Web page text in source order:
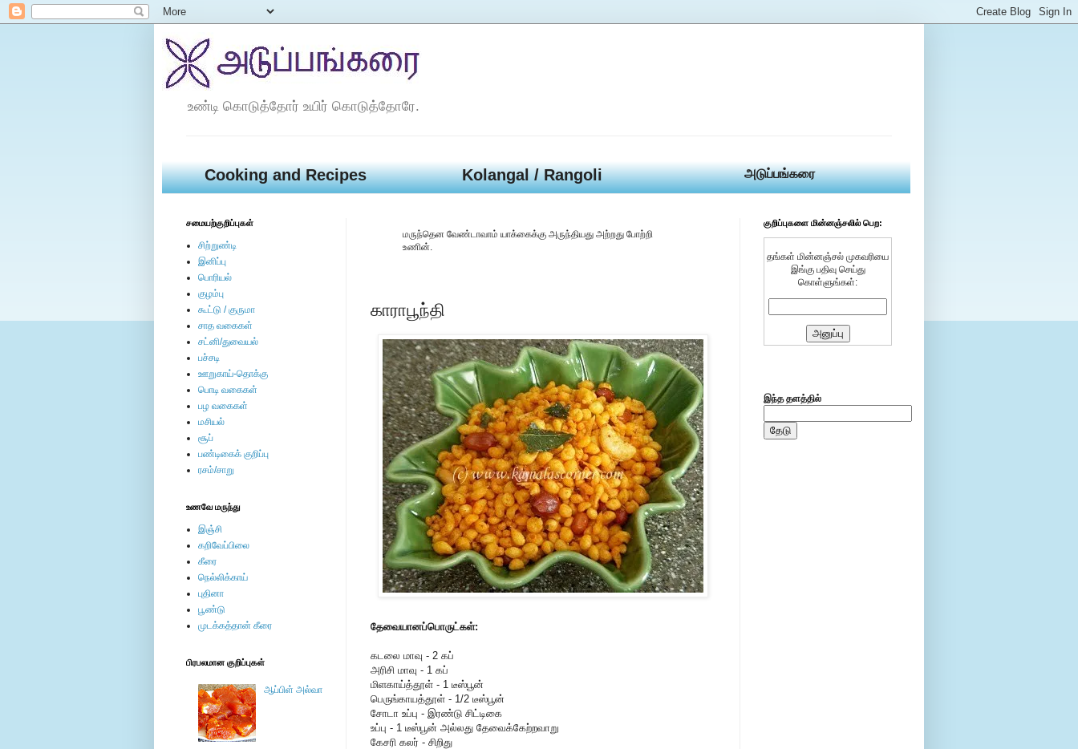
உண்டி கொடுத்தோர் உயிர் கொடுத்தோரே.
Cooking and Recipes Kolangal / Rangoli அடுப்பங்கரை
மருந்தென வேண்டாவாம் யாக்கைக்கு அருந்தியது அற்றது போற்றி
உணின்.
காராபூந்தி
தேவையானப்பொருட்கள்:
கடலை மாவு - 2 கப்
அரிசி மாவு - 1 கப்
மிளகாய்த்தூள் - 1 டீஸ்பூன்
பெருங்காயத்தூள் - 1/2 டீஸ்பூன்
சோடா உப்பு - இரண்டு சிட்டிகை
உப்பு - 1 டீஸ்பூன் அல்லது தேவைக்கேற்றவாறு
கேசரி கலர் - சிறிது
சமையற்குறிப்புகள்
சிற்றுண்டி
இனிப்பு
பொரியல்
குழம்பு
கூட்டு / குருமா
சாத வகைகள்
சட்னி/துவையல்
பச்சடி
ஊறுகாய்-தொக்கு
பொடி வகைகள்
பழ வகைகள்
மசியல்
சூப்
பண்டிகைக் குறிப்பு
ரசம்/சாறு
உணவே மருந்து
இஞ்சி
கறிவேப்பிலை
கீரை
நெல்லிக்காய்
புதினா
பூண்டு
முடக்கத்தான் கீரை
பிரபலமான குறிப்புகள்
ஆப்பிள் அல்வா
குறிப்புகளை மின்னஞ்சலில் பெற:
தங்கள் மின்னஞ்சல் முகவரியை
இங்கு பதிவு செய்து
கொள்ளுங்கள்:
இந்த தளத்தில்